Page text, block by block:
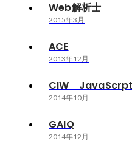
Web解析士
2015年3月
ACE
2013年12月
CIW
2014年10月
GAIQ
2014年12月